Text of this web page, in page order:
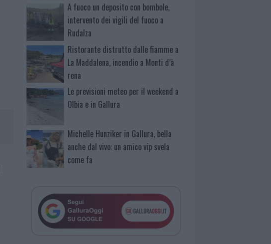
A fuoco un deposito con bombole,
intervento dei vigili del fuoco a
Rudalza
Ristorante distrutto dalle fiamme a
La Maddalena, incendio a Monti d’à
rena
Le previsioni meteo per il weekend a
Olbia e in Gallura
Michelle Hunziker in Gallura, bella
anche dal vivo: un amico vip svela
come fa